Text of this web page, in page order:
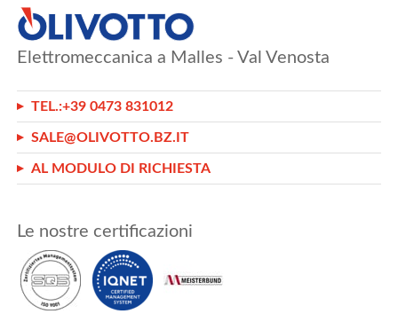
Elettromeccanica a Malles - Val Venosta
TEL.:+39 0473 831012
SALE@OLIVOTTO.BZ.IT
AL MODULO DI RICHIESTA
Le nostre certificazioni